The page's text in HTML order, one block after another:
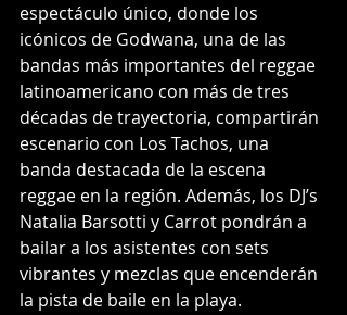
espectáculo único, donde los
icónicos de Godwana, una de las
bandas más importantes del reggae
latinoamericano con más de tres
décadas de trayectoria, compartirán
escenario con Los Tachos, una
banda destacada de la escena
reggae en la región. Además, los DJ’s
Natalia Barsotti y Carrot pondrán a
bailar a los asistentes con sets
vibrantes y mezclas que encenderán
la pista de baile en la playa.